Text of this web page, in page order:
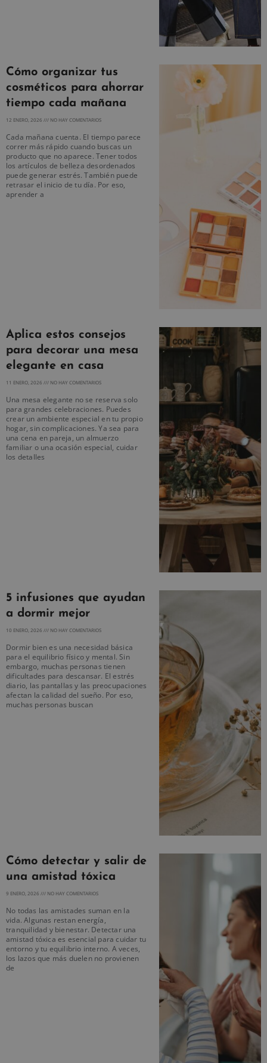
Cómo organizar tus
cosméticos para ahorrar
tiempo cada mañana
12 ENERO, 2026 NO HAY COMENTARIOS
Cada mañana cuenta. El tiempo parece
correr más rápido cuando buscas un
producto que no aparece. Tener todos
los artículos de belleza desordenados
puede generar estrés. También puede
retrasar el inicio de tu día. Por eso,
aprender a
Aplica estos consejos
para decorar una mesa
elegante en casa
11 ENERO, 2026 NO HAY COMENTARIOS
Una mesa elegante no se reserva solo
para grandes celebraciones. Puedes
crear un ambiente especial en tu propio
hogar, sin complicaciones. Ya sea para
una cena en pareja, un almuerzo
familiar o una ocasión especial, cuidar
los detalles
5 infusiones que ayudan
a dormir mejor
10 ENERO, 2026 NO HAY COMENTARIOS
Dormir bien es una necesidad básica
para el equilibrio físico y mental. Sin
embargo, muchas personas tienen
dificultades para descansar. El estrés
diario, las pantallas y las preocupaciones
afectan la calidad del sueño. Por eso,
muchas personas buscan
Cómo detectar y salir de
una amistad tóxica
9 ENERO, 2026 NO HAY COMENTARIOS
No todas las amistades suman en la
vida. Algunas restan energía,
tranquilidad y bienestar. Detectar una
amistad tóxica es esencial para cuidar tu
entorno y tu equilibrio interno. A veces,
los lazos que más duelen no provienen
de